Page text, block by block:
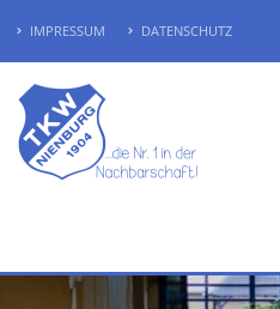
IMPRESSUM DATENSCHUTZ